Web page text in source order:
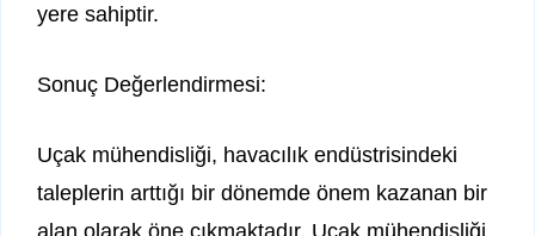
yere sahiptir.
Sonuç Değerlendirmesi:
Uçak mühendisliği, havacılık endüstrisindeki
taleplerin arttığı bir dönemde önem kazanan bir
alan olarak öne çıkmaktadır. Uçak mühendisliği